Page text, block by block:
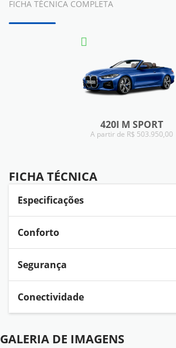
FICHA TÉCNICA COMPLETA
420I M SPORT
A partir de R$ 503.950,00
FICHA TÉCNICA
Especificações
Conforto
Segurança
Conectividade
GALERIA DE IMAGENS